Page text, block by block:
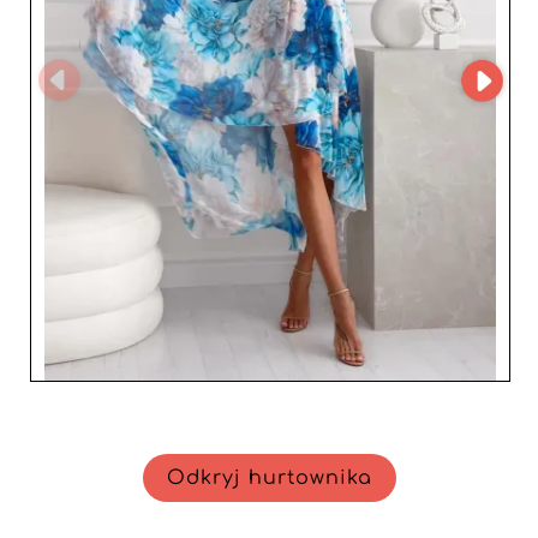
wykorzystaniem systemu MicroStore, który gwarantuje
uproszczone i efektywne zakupy dla resellerów. Ta
intuicyjna usługa ułatwia zarządzanie zamówieniami,
optymalizując relacje z klientami biznesowymi i
zapewniając wzorową responsywność. Wybór
Milletmoda jako partnera hurtowego to wybór
niezawodności i jakości. Kładąc nacisk na doskonałą
obsługę klienta i szybką dostawę, Milletmoda
zobowiązuje się wspierać rozwój Twojej firmy, oferując
kolekcje, które przyciągają i zatrzymują klientki.
Skorzystaj z zalet zaufanego dostawcy, który pomaga
pozostać w czołówce rynku mody damskiej.
Odkryj hurtownika